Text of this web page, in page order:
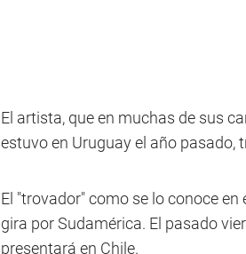
El artista, que en muchas de sus
estuvo en Uruguay el año pasado,
El "trovador" como se lo conoce
gira por Sudamérica. El pasado
presentará en Chile.